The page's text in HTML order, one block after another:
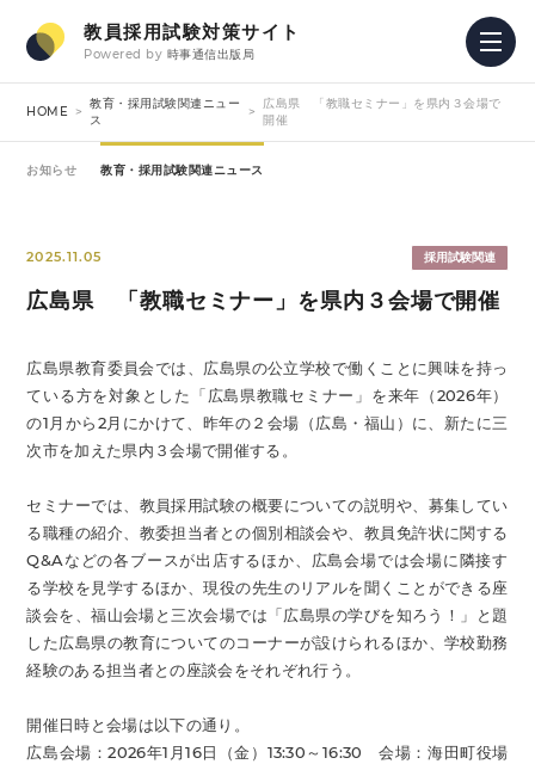
教員採用試験対策サイト
Powered by 時事通信出版局
HOME
教育・採用試験関連ニュー
ス
広島県 「教職セミナー」を県内３会場で
開催
お知らせ 教育・採用試験関連ニュース
2025.11.05 採用試験関連
広島県 「教職セミナー」を県内３会場で開催
広島県教育委員会では、広島県の公立学校で働くことに興味を持っ
ている方を対象とした「広島県教職セミナー」を来年（2026年）
の1月から2月にかけて、昨年の２会場（広島・福山）に、新たに三
次市を加えた県内３会場で開催する。
セミナーでは、教員採用試験の概要についての説明や、募集してい
る職種の紹介、教委担当者との個別相談会や、教員免許状に関する
Q&Aなどの各ブースが出店するほか、広島会場では会場に隣接す
る学校を見学するほか、現役の先生のリアルを聞くことができる座
談会を、福山会場と三次会場では「広島県の学びを知ろう！」と題
した広島県の教育についてのコーナーが設けられるほか、学校勤務
経験のある担当者との座談会をそれぞれ行う。
開催日時と会場は以下の通り。
広島会場：2026年1月16日（金）13:30～16:30 会場：海田町役場